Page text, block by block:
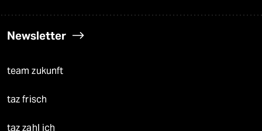
Newsletter
team zukunft
taz frisch
taz zahl ich